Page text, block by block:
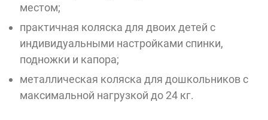
местом;
практичная коляска для двоих детей с
индивидуальными настройками спинки,
подножки и капора;
металлическая коляска для дошкольников с
максимальной нагрузкой до 24 кг.